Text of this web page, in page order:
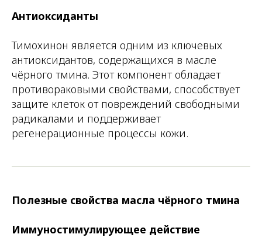
Антиоксиданты
Тимохинон является одним из ключевых
антиоксидантов, содержащихся в масле
чёрного тмина. Этот компонент обладает
противораковыми свойствами, способствует
защите клеток от повреждений свободными
радикалами и поддерживает
регенерационные процессы кожи.
Полезные свойства масла чёрного тмина
Иммуностимулирующее действие